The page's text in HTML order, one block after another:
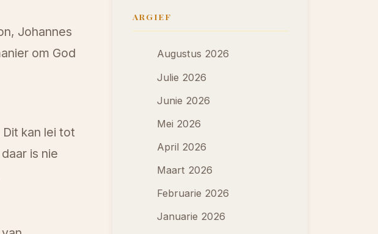
Johannes
om God
kan lei tot
is nie
ARGIEF
Augustus 2026
Julie 2026
Junie 2026
Mei 2026
April 2026
Maart 2026
Februarie 2026
Januarie 2026